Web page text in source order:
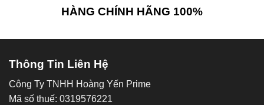
HÀNG CHÍNH HÃNG 100%
Thông Tin Liên Hệ
Công Ty TNHH Hoàng Yến Prime
Mã số thuế: 0319576221